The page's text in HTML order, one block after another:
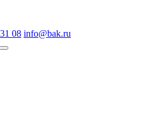
08 info@bak.ru